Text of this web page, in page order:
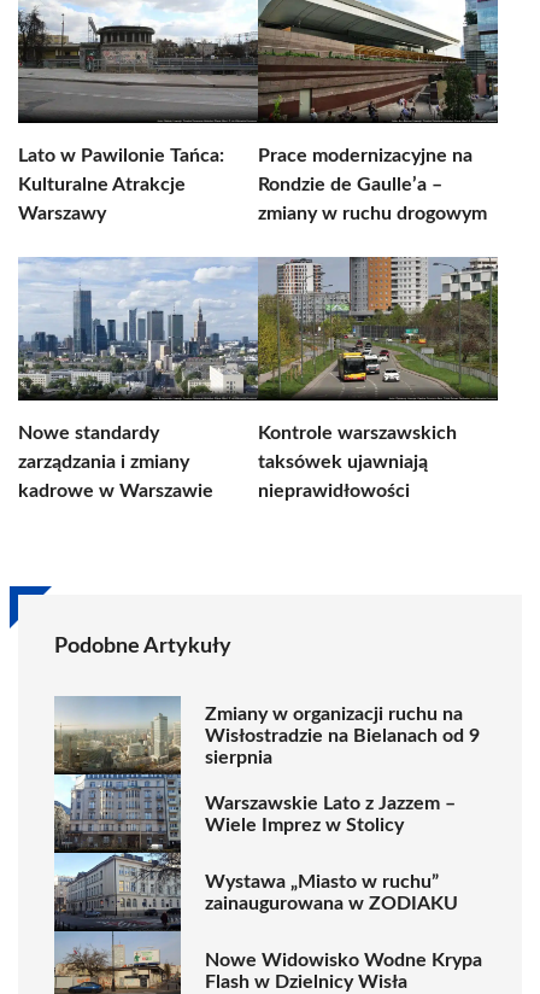
Lato w Pawilonie Tańca:
Kulturalne Atrakcje
Warszawy
Prace modernizacyjne na
Rondzie de Gaulle’a –
zmiany w ruchu drogowym
Nowe standardy
zarządzania i zmiany
kadrowe w Warszawie
Kontrole warszawskich
taksówek ujawniają
nieprawidłowości
Podobne Artykuły
Zmiany w organizacji ruchu na
Wisłostradzie na Bielanach od 9
sierpnia
Warszawskie Lato z Jazzem –
Wiele Imprez w Stolicy
Wystawa „Miasto w ruchu”
zainaugurowana w ZODIAKU
Nowe Widowisko Wodne Krypa
Flash w Dzielnicy Wisła